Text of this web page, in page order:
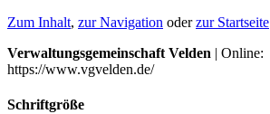
Zum Inhalt, zur Navigation oderzur Startseite
Verwaltungsgemeinschaft Velden | Online:
https://www.vgvelden.de/
Schriftgröße